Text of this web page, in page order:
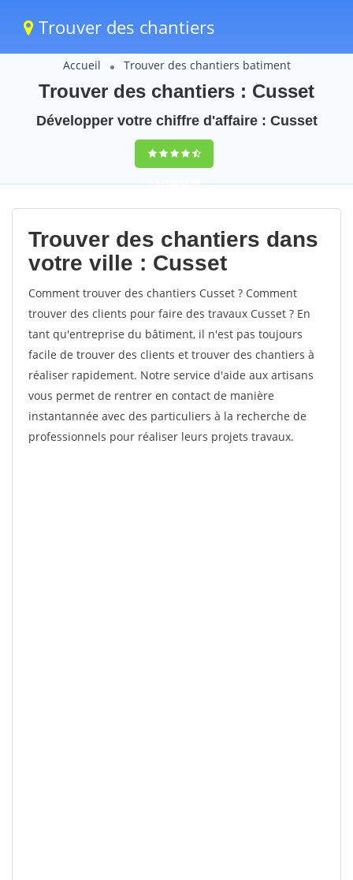
Trouver des chantiers
Accueil Trouver des chantiers batiment
Trouver des chantiers : Cusset
Développer votre chiffre d'affaire : Cusset
9,5(100%)39
votes
Trouver des chantiers dans
votre ville : Cusset
Comment trouver des chantiers Cusset ? Comment
trouver des clients pour faire des travaux Cusset ? En
tant qu'entreprise du bâtiment, il n'est pas toujours
facile de trouver des clients et trouver des chantiers à
réaliser rapidement. Notre service d'aide aux artisans
vous permet de rentrer en contact de manière
instantannée avec des particuliers à la recherche de
professionnels pour réaliser leurs projets travaux.